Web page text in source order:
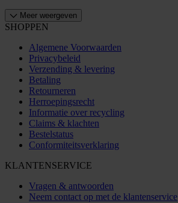
Meer weergeven
SHOPPEN
Algemene Voorwaarden
Privacybeleid
Verzending & levering
Betaling
Retourneren
Herroepingsrecht
Informatie over recycling
Claims & klachten
Bestelstatus
Conformiteitsverklaring
KLANTENSERVICE
Vragen & antwoorden
Neem contact op met de klantenservice